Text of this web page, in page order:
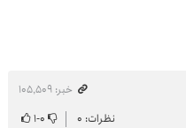
خبر: ۱۰۵٬۵۰۹
نظرات: ۰ ۰-۱